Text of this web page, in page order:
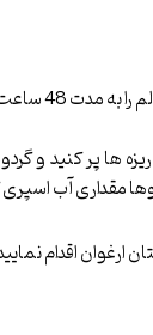
گردوها ایجاد کنید.
ها پر کنید و
مقداری آب
ارغوان اقدام